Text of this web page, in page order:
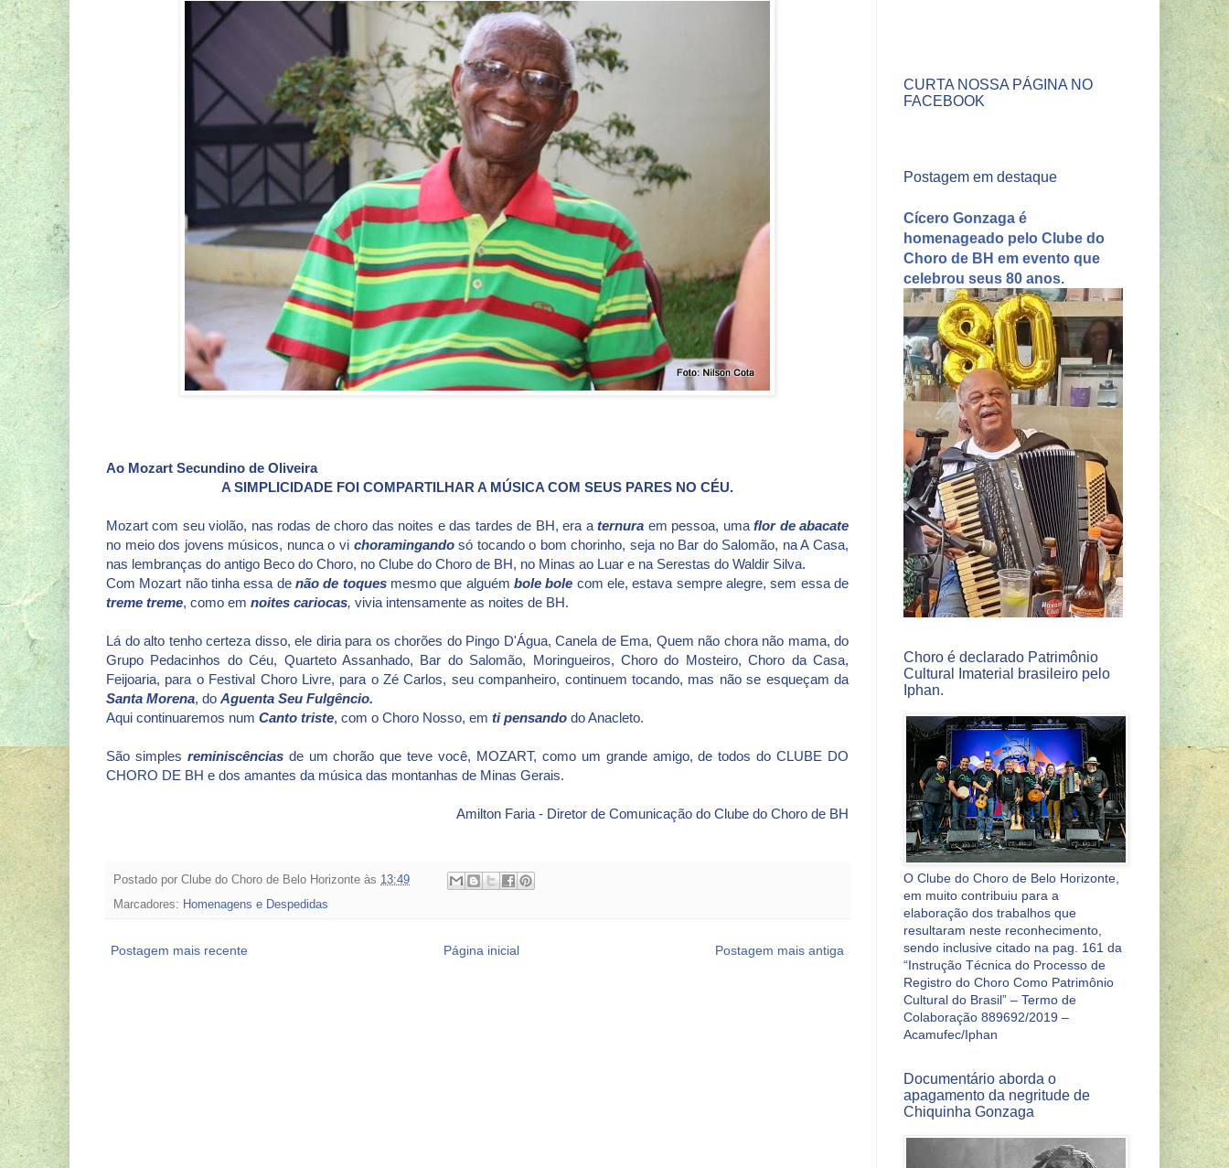
Ao Mozart Secundino de Oliveira
A SIMPLICIDADE FOI COMPARTILHAR A MÚSICA COM SEUS PARES NO CÉU.
Mozart com seu violão, nas rodas de choro das noites e das tardes de BH, era aternura em pessoa, umaflor de abacate
no meio dos jovens músicos, nunca o vi choramingandosó tocando o bom chorinho, seja no Bar do Salomão, na A Casa,
nas lembranças do antigo Beco do Choro, no Clube do Choro de BH, no Minas ao Luar e na Serestas do Waldir Silva.
Com Mozart não tinha essa de não de toquesmesmo que alguémbole bole com ele, estava sempre alegre, sem essa de
treme treme, como em noites cariocas, vivia intensamente as noites de BH.
Lá do alto tenho certeza disso, ele diria para os chorões do Pingo D'Água, Canela de Ema, Quem não chora não mama, do
Grupo Pedacinhos do Céu, Quarteto Assanhado, Bar do Salomão, Moringueiros, Choro do Mosteiro, Choro da Casa,
Feijoaria, para o Festival Choro Livre, para o Zé Carlos, seu companheiro, continuem tocando, mas não se esqueçam da
Santa Morena, do Aguenta Seu Fulgêncio.
Aqui continuaremos num Canto triste, com o Choro Nosso, em ti pensando do Anacleto.
São simples reminiscênciasde um chorão que teve você, MOZART, como um grande amigo, de todos do CLUBE DO
CHORO DE BH e dos amantes da música das montanhas de Minas Gerais.
Amilton Faria - Diretor de Comunicação do Clube do Choro de BH
Postado por Clube do Choro de Belo Horizonte às 13:49
Marcadores: Homenagens e Despedidas
Postagem mais recente Postagem mais antiga
Página inicial
CURTA NOSSA PÁGINA NO
FACEBOOK
Postagem em destaque
Cícero Gonzaga é
homenageado pelo Clube do
Choro de BH em evento que
celebrou seus 80 anos.
Choro é declarado Patrimônio
Cultural Imaterial brasileiro pelo
Iphan.
O Clube do Choro de Belo Horizonte,
em muito contribuiu para a
elaboração dos trabalhos que
resultaram neste reconhecimento,
sendo inclusive citado na pag. 161 da
“Instrução Técnica do Processo de
Registro do Choro Como Patrimônio
Cultural do Brasil” – Termo de
Colaboração 889692/2019 –
Acamufec/Iphan
Documentário aborda o
apagamento da negritude de
Chiquinha Gonzaga